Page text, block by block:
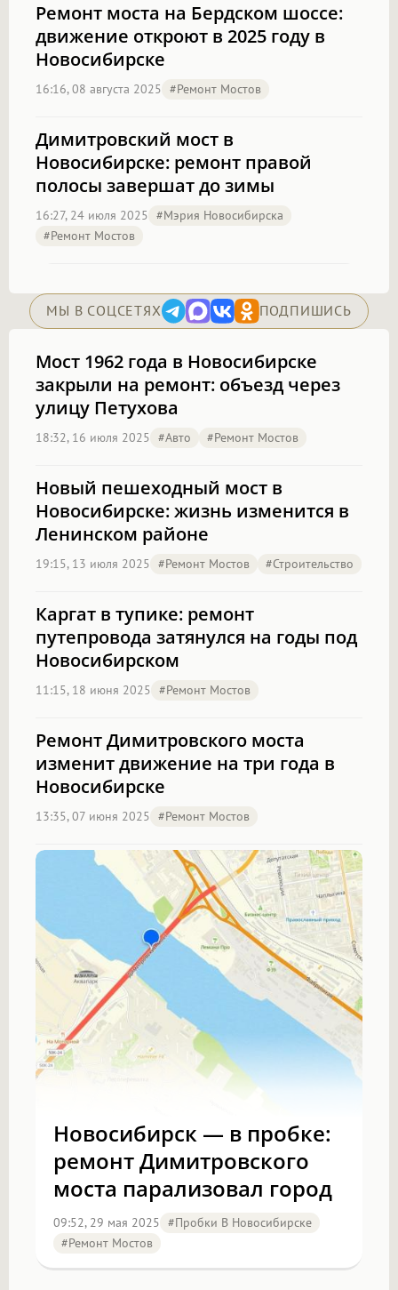
Ремонт моста на Бердском шоссе:
движение откроют в 2025 году в
Новосибирске
16:16, 08 августа 2025 #Ремонт Мостов
Димитровский мост в
Новосибирске: ремонт правой
полосы завершат до зимы
16:27, 24 июля 2025 #Мэрия Новосибирска
#Ремонт Мостов
МЫ В СОЦСЕТЯХ ПОДПИШИСЬ
Мост 1962 года в Новосибирске
закрыли на ремонт: объезд через
улицу Петухова
18:32, 16 июля 2025 #Авто #Ремонт Мостов
Новый пешеходный мост в
Новосибирске: жизнь изменится в
Ленинском районе
19:15, 13 июля 2025 #Ремонт Мостов #Строительство
Каргат в тупике: ремонт
путепровода затянулся на годы под
Новосибирском
11:15, 18 июня 2025 #Ремонт Мостов
Ремонт Димитровского моста
изменит движение на три года в
Новосибирске
13:35, 07 июня 2025 #Ремонт Мостов
Новосибирск — в пробке:
ремонт Димитровского
моста парализовал город
09:52, 29 мая 2025 #Пробки В Новосибирске
#Ремонт Мостов